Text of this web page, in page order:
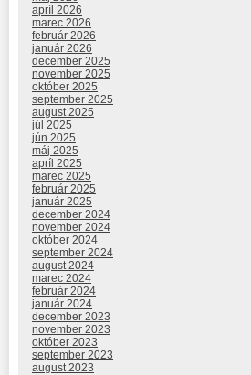
apríl 2026
marec 2026
február 2026
január 2026
december 2025
november 2025
október 2025
september 2025
august 2025
júl 2025
jún 2025
máj 2025
apríl 2025
marec 2025
február 2025
január 2025
december 2024
november 2024
október 2024
september 2024
august 2024
marec 2024
február 2024
január 2024
december 2023
november 2023
október 2023
september 2023
august 2023